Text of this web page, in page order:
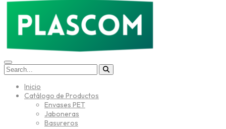
Inicio
Catálogo de Productos
Envases PET
Jaboneras
Basureros